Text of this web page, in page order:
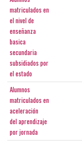
matriculados en
el nivel de
enseñanza
basica
secundaria
subsidiados por
el estado
Alumnos
matriculados en
aceleración
del aprendizaje
por jornada